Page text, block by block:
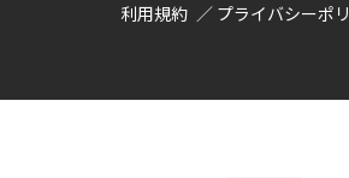
利用規約 プライバシーポ